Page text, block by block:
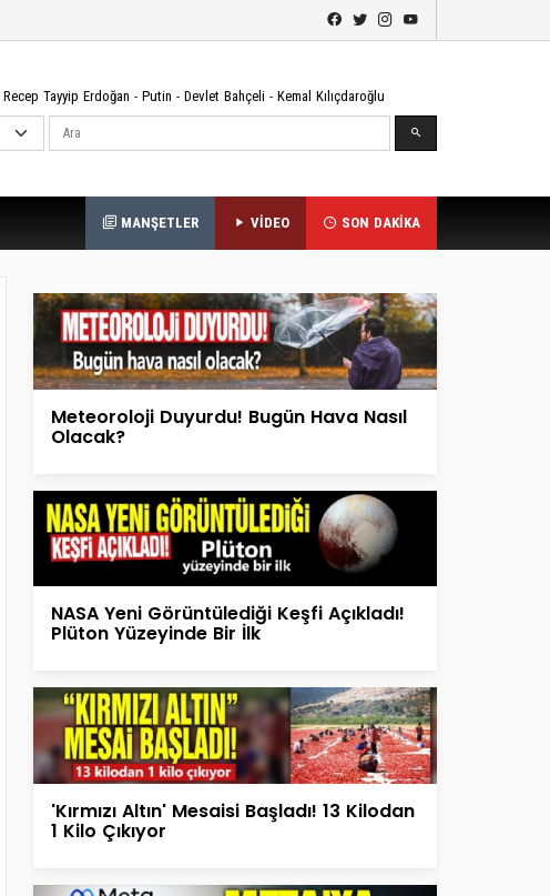
Recep Tayyip Erdoğan - Putin - Devlet Bahçeli - Kemal Kılıçdaroğlu
Ara
MANŞETLER VİDEO SON DAKİKA
Meteoroloji Duyurdu! Bugün Hava Nasıl
Olacak?
NASA Yeni Görüntülediği Keşfi Açıkladı!
Plüton Yüzeyinde Bir İlk
'Kırmızı Altın' Mesaisi Başladı! 13 Kilodan
1 Kilo Çıkıyor